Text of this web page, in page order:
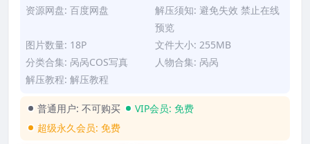
资源网盘: 百度网盘
解压须知: 避免失效 禁止在线
预览
图片数量: 18P
文件大小: 255MB
分类合集: 呙呙COS写真 人物合集: 呙呙
解压教程: 解压教程
普通用户: 不可购买 VIP会员: 免费
超级永久会员: 免费